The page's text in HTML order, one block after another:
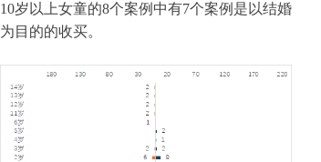
10岁以上女童的8个案例中有7个案例是以结婚
为目的的收买。